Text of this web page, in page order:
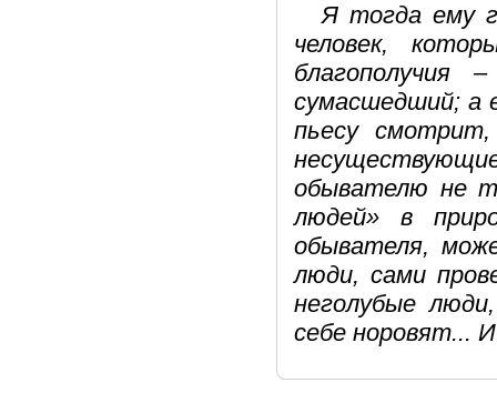
Я тогда ему
человек,
благополучия
сумасшедший; а
пьесу
обывателю не
людей» в
обывателя,
люди, сами
неголубые
себе норовят...